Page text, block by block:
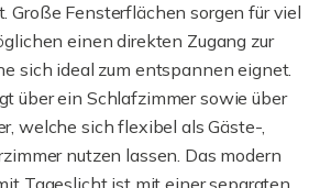
Große Fensterflächen sorgen für viel
einen direkten Zugang zur
sich ideal zum entspannen eignet.
über ein Schlafzimmer sowie über
welche sich flexibel als Gäste-,
nutzen lassen. Das modern
Tageslicht ist mit einer separaten